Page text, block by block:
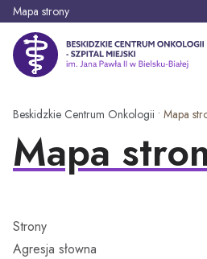
r
Mapa strony
Beskidzkie Centrum Onkologii -
Szukaj:
Strona główna
O nas
Pacjent
Beskidzkie Centrum Onkologii • Mapa
Mapa
Strony
Agresja słowna